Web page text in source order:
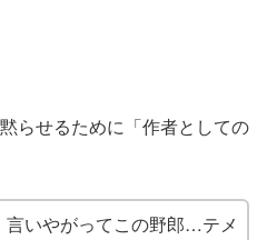
らせるために「作者としての
言いやがってこの野郎…テメ